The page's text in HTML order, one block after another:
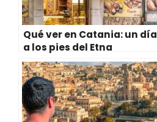
Qué ver en Catania: un día
a los pies del Etna